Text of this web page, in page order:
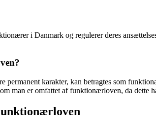
i Danmark og regulerer deres
permanent karakter, kan betragtes som
man er omfattet af funktionærloven, da dette